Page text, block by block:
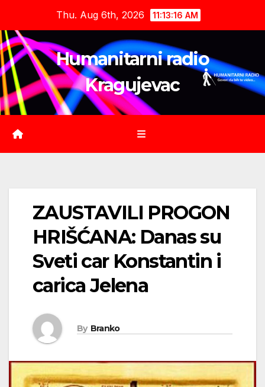
content
Thu. Aug 6th, 2026 11:13:17 AM
Humanitarni radio
Kragujevac
ZAUSTAVILI PROGON
HRIŠĆANA: Danas su
Sveti car Konstantin i
carica Jelena
By Branko